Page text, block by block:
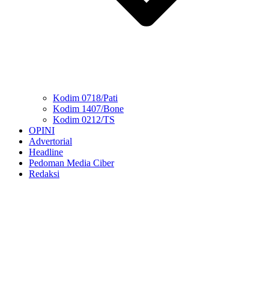
Kodim 0718/Pati
Kodim 1407/Bone
Kodim 0212/TS
OPINI
Advertorial
Headline
Pedoman Media Ciber
Redaksi